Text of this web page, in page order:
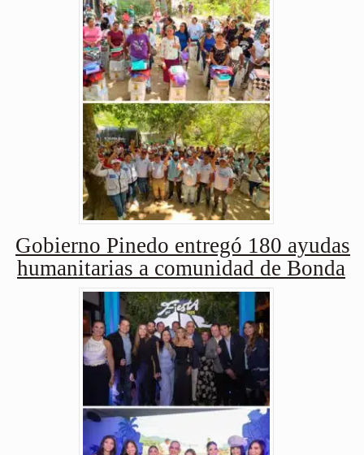
Gobierno Pinedo entregó 180 ayudas
humanitarias a comunidad de Bonda